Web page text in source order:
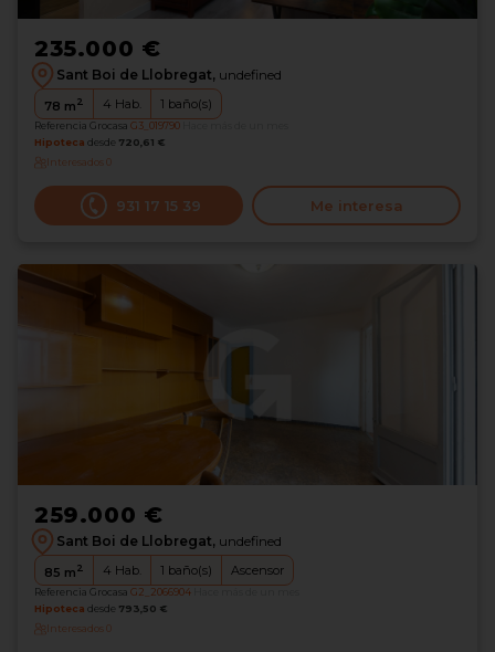
235.000 €
Sant Boi de Llobregat, undefined
78 m2 4 Hab. 1 baño(s)
Referencia Grocasa G3_019790
Hipoteca desde 720,61 €
Interesados0
931 17 15 39 Me interesa
259.000 €
Sant Boi de Llobregat, undefined
85 m2 4 Hab. 1 baño(s) Ascensor
Referencia Grocasa G2_2066904
Hipoteca desde 793,50 €
Interesados0